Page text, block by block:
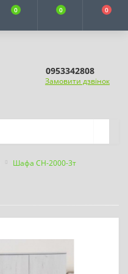
0 0 0
0953342808
Замовити дзвінок
Шафа СН-2000-3т